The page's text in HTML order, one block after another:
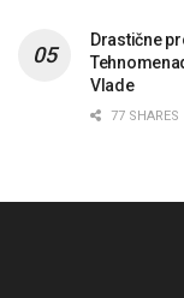
Drastične
Vlade
77 SHARES